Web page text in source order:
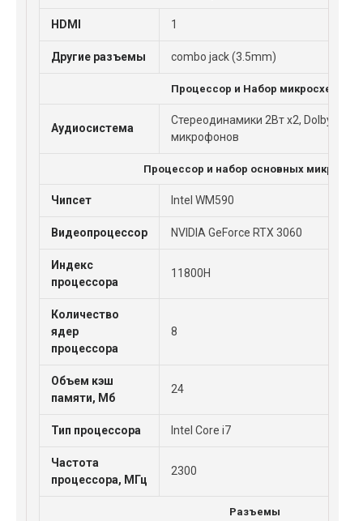
HDMI 1
Другие разъемы combo jack (3.5mm)
Процессор и Набор микросхем
Аудиосистема
Стереодинамики 2Вт x2, Dolby
микрофонов
Процессор и набор основных
Чипсет Intel WM590
Видеопроцессор NVIDIA GeForce RTX 3060
Индекс
процессора
11800H
Количество
ядер
процессора
8
Объем кэш
памяти, Мб
24
Тип процессора Intel Core i7
Частота
процессора, МГц
2300
Разъемы